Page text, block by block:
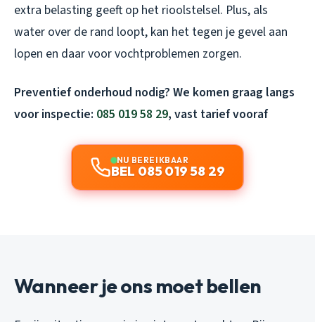
extra belasting geeft op het rioolstelsel. Plus, als
water over de rand loopt, kan het tegen je gevel aan
lopen en daar voor vochtproblemen zorgen.
Preventief onderhoud nodig? We komen graag langs
voor inspectie: 085 019 58 29, vast tarief vooraf
NU BEREIKBAAR
BEL 085 019 58 29
Wanneer je ons moet bellen